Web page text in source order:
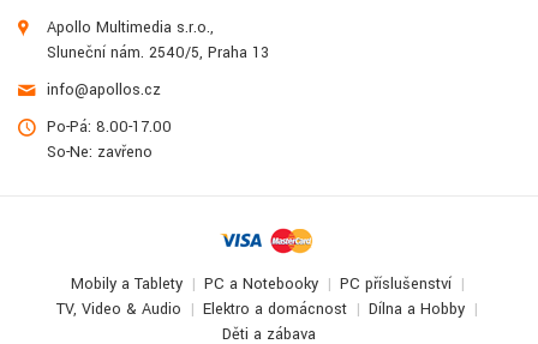
Apollo Multimedia s.r.o.,
Sluneční nám. 2540/5, Praha 13
info@apollos.cz
Po-Pá: 8.00-17.00
So-Ne: zavřeno
Mobily a Tablety PC a Notebooky
PC příslušenství
TV, Video & Audio
Elektro a domácnost
Dílna a Hobby
Děti a zábava